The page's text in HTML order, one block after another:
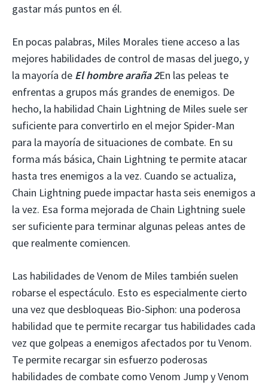
gastar más puntos en él.
En pocas palabras, Miles Morales tiene acceso a las
mejores habilidades de control de masas del juego, y
la mayoría de El hombre araña 2En las peleas te
enfrentas a grupos más grandes de enemigos. De
hecho, la habilidad Chain Lightning de Miles suele ser
suficiente para convertirlo en el mejor Spider-Man
para la mayoría de situaciones de combate. En su
forma más básica, Chain Lightning te permite atacar
hasta tres enemigos a la vez. Cuando se actualiza,
Chain Lightning puede impactar hasta seis enemigos a
la vez. Esa forma mejorada de Chain Lightning suele
ser suficiente para terminar algunas peleas antes de
que realmente comiencen.
Las habilidades de Venom de Miles también suelen
robarse el espectáculo. Esto es especialmente cierto
una vez que desbloqueas Bio-Siphon: una poderosa
habilidad que te permite recargar tus habilidades cada
vez que golpeas a enemigos afectados por tu Venom.
Te permite recargar sin esfuerzo poderosas
habilidades de combate como Venom Jump y Venom